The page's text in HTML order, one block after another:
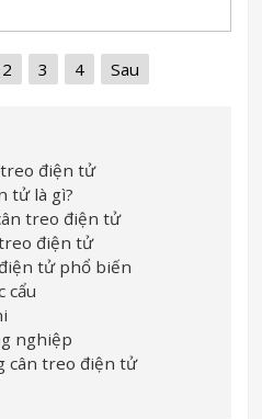
2 3 4 Sau
treo điện tử
tử là gì?
treo điện tử
điện tử
tử phổ biến
cẩu
nghiệp
cân treo điện tử